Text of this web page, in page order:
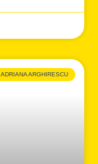
ADRIANA ARGHIRESCU